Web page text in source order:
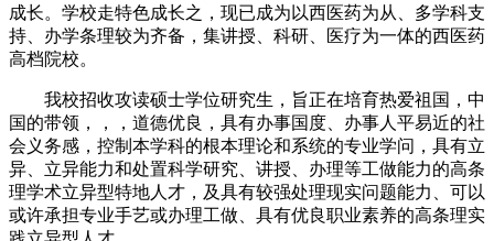
成长。学校走特色成长之，现已成为以西医药为从、多学科支
持、办学条理较为齐备，集讲授、科研、医疗为一体的西医药
高档院校。
我校招收攻读硕士学位研究生，旨正在培育热爱祖国，中
国的带领，，，道德优良，具有办事国度、办事人平易近的社
会义务感，控制本学科的根本理论和系统的专业学问，具有立
异、立异能力和处置科学研究、讲授、办理等工做能力的高条
理学术立异型特地人才，及具有较强处理现实问题能力、可以
或许承担专业手艺或办理工做、具有优良职业素养的高条理实